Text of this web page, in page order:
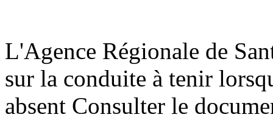
L'Agence Régionale de
sur la conduite à tenir
absent Consulter le